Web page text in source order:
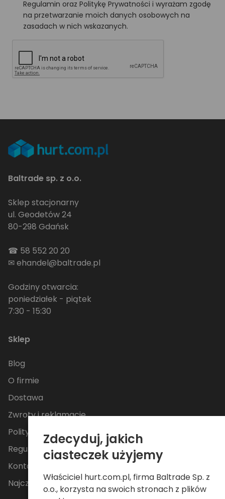
Regulamin oraz Politykę Prywatności i wyrażam zgodę
na przetwarzanie moich danych osobowych na
zasadach w nich wskazanych.
Baltrade sp. z o.o.
Sklep stacjonarny
ul. Geodetów 24
80-298 Gdańsk
☎ 58 552 20 20
✉ehandel@baltrade.pl
Godziny otwarcia:
poniedziałek - piątek
7:30 - 15:30
Sklep
Blog
O firmie
Dostawa
Zwroty i reklamacje
Polityka Prywatności
Regulamin
Kontakt
Najczęściej zadawane pytania
Zdecyduj, jakich
ciasteczek użyjemy
Właściciel hurt.com.pl, firma Baltrade Sp. z
o.o., korzysta na swoich stronach z plików